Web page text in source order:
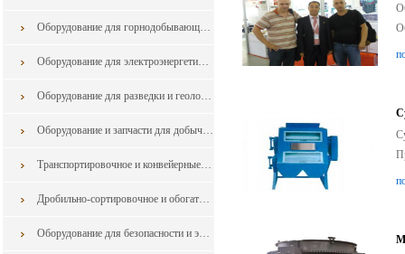
Оборудование для горнодобывающей промышленности из Китая
Оборудование для электроэнергетики из Китая
Оборудование для разведки и геологоразведки и запчасти в горной промышленности из китая
Оборудование и запчасти для добычи в горной промышленности из китая
Транспортировочное и конвейерные оборудование для горной промышленности из китая
Дробильно-сортировочное и обогатительное оборудование для горной промышленности из китая
Оборудование для безопасности и экологии для горной промышленности из китая